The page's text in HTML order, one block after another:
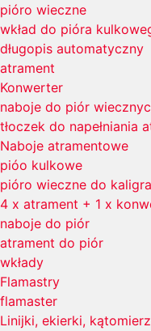
pióro wieczne
wkład do pióra
długopis automatyczny
atrament
Konwerter
naboje do piór
tłoczek do napełniania
Naboje atramentowe
pióo kulkowe
pióro wieczne do
4 x atrament + 1 x
naboje do piór
atrament do piór
wkłady
Flamastry
flamaster
Linijki, ekierki,